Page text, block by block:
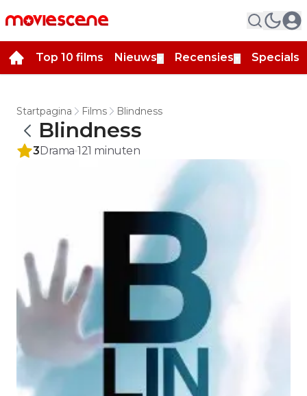
Top 10 films Nieuws Recensies Specials
Startpagina Films Blindness
Blindness
3Drama 121 minuten